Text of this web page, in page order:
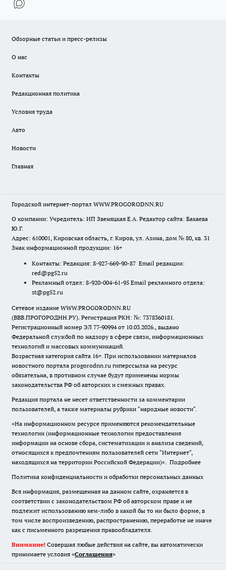
Обзорные статьи и пресс-релизы
О нас
Контакты
Редакционная политика
Условия труда
Авто
Новости
Главная
Городской интернет-портал WWW.PROGORODNN.RU
О компании: Учредитель: ИП Звеняцкая Е.А. Редактор сайта: Бакаева
Ю.Г.
Адрес: 610001, Кировская область, г. Киров, ул. Азина, дом № 80, кв. 31
Знак информационной продукции: 16+
Контакты: Редакция: 8-927-669-90-87 Email редакции:
red@pg52.ru
Рекламный отдел: 8-920-004-61-95 Email рекламного отдела:
st@pg52.ru
Сетевое издание WWW.PROGORODNN.RU
(ВВВ.ПРОГОРОДНН.РУ). Регистрация РКН: №: 7378360181.
Регистрационный номер ЭЛ 77-90994 от 10.03.2026., выдано
Федеральной службой по надзору в сфере связи, информационных
технологий и массовых коммуникаций.
Возрастная категория сайта 16+. При использовании материалов
новостного портала progorodnn.ru гиперссылка на ресурс
обязательна, в противном случае будут применены нормы
законодательства РФ об авторских и смежных правах.
Редакция портала не несет ответственности за комментарии
пользователей, а также материалы рубрики "народные новости".
«На информационном ресурсе применяются рекомендательные
технологии (информационные технологии предоставления
информации на основе сбора, систематизации и анализа сведений,
относящихся к предпочтениям пользователей сети "Интернет",
находящихся на территории Российской Федерации)». Подробнее
Политика конфиденциальности и обработки персональных данных
Вся информация, размещенная на данном сайте, охраняется в
соответствии с законодательством РФ об авторском праве и не
подлежит использованию кем-либо в какой бы то ни было форме, в
том числе воспроизведению, распространению, переработке не иначе
как с письменного разрешения правообладателя.
Внимание! Совершая любые действия на сайте, вы автоматически
принимаете условия «Cоглашения»